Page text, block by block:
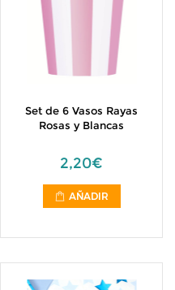
Set de 6 Vasos Rayas
Rosas y Blancas
2,20€
AÑADIR